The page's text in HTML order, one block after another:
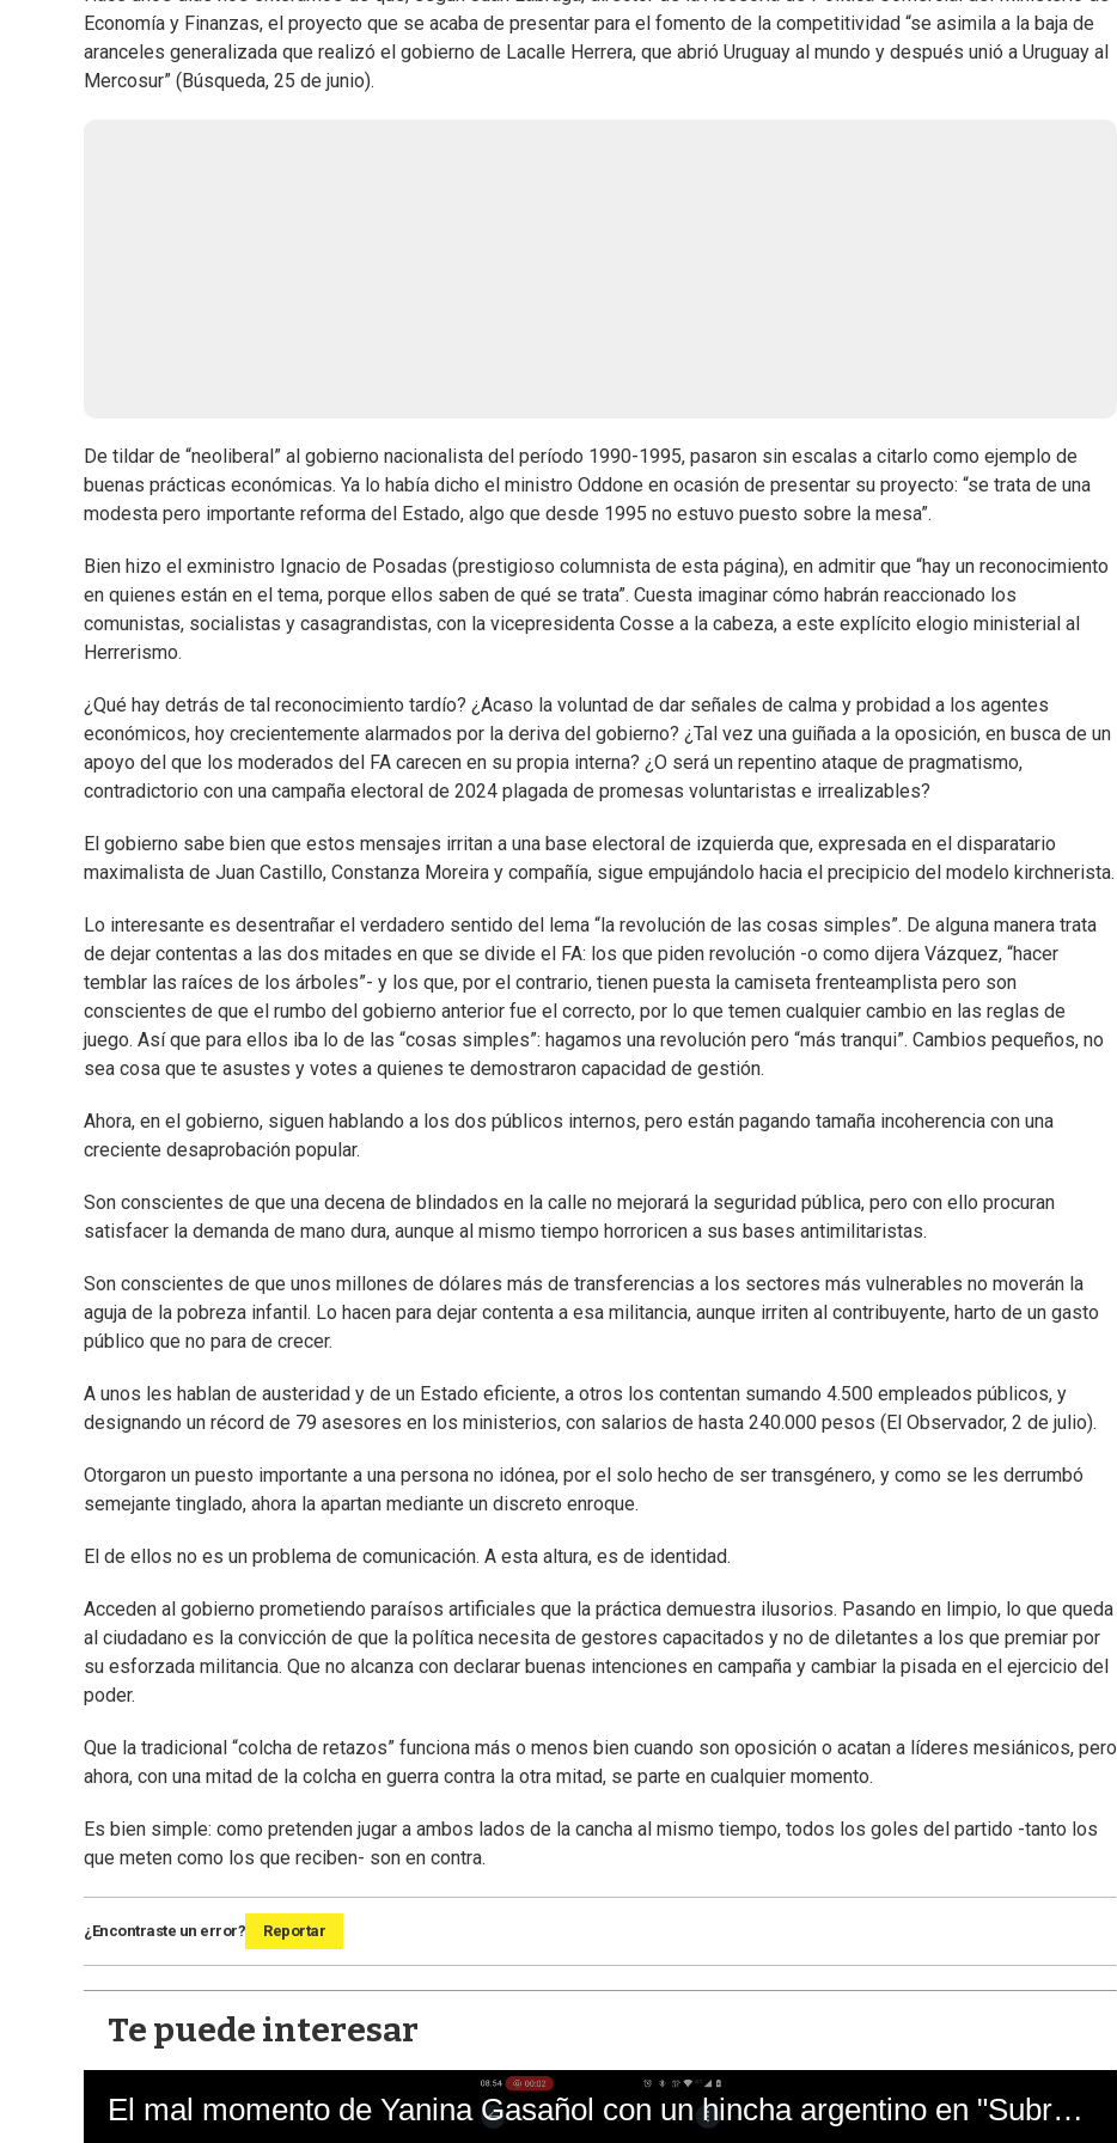
Economía y Finanzas, el proyecto que se acaba de presentar para el fomento de la competitividad “se asimila a la baja de
aranceles generalizada que realizó el gobierno de Lacalle Herrera, que abrió Uruguay al mundo y después unió a Uruguay al
Mercosur” (Búsqueda, 25 de junio).
De tildar de “neoliberal” al gobierno nacionalista del período 1990-1995, pasaron sin escalas a citarlo como ejemplo de
buenas prácticas económicas. Ya lo había dicho el ministro Oddone en ocasión de presentar su proyecto: “se trata de una
modesta pero importante reforma del Estado, algo que desde 1995 no estuvo puesto sobre la mesa”.
Bien hizo el exministro Ignacio de Posadas (prestigioso columnista de esta página), en admitir que “hay un reconocimiento
en quienes están en el tema, porque ellos saben de qué se trata”. Cuesta imaginar cómo habrán reaccionado los
comunistas, socialistas y casagrandistas, con la vicepresidenta Cosse a la cabeza, a este explícito elogio ministerial al
Herrerismo.
¿Qué hay detrás de tal reconocimiento tardío? ¿Acaso la voluntad de dar señales de calma y probidad a los agentes
económicos, hoy crecientemente alarmados por la deriva del gobierno? ¿Tal vez una guiñada a la oposición, en busca de un
apoyo del que los moderados del FA carecen en su propia interna? ¿O será un repentino ataque de pragmatismo,
contradictorio con una campaña electoral de 2024 plagada de promesas voluntaristas e irrealizables?
El gobierno sabe bien que estos mensajes irritan a una base electoral de izquierda que, expresada en el disparatario
maximalista de Juan Castillo, Constanza Moreira y compañía, sigue empujándolo hacia el precipicio del modelo kirchnerista.
Lo interesante es desentrañar el verdadero sentido del lema “la revolución de las cosas simples”. De alguna manera trata
de dejar contentas a las dos mitades en que se divide el FA: los que piden revolución -o como dijera Vázquez, “hacer
temblar las raíces de los árboles”- y los que, por el contrario, tienen puesta la camiseta frenteamplista pero son
conscientes de que el rumbo del gobierno anterior fue el correcto, por lo que temen cualquier cambio en las reglas de
juego. Así que para ellos iba lo de las “cosas simples”: hagamos una revolución pero “más tranqui”. Cambios pequeños, no
sea cosa que te asustes y votes a quienes te demostraron capacidad de gestión.
Ahora, en el gobierno, siguen hablando a los dos públicos internos, pero están pagando tamaña incoherencia con una
creciente desaprobación popular.
Son conscientes de que una decena de blindados en la calle no mejorará la seguridad pública, pero con ello procuran
satisfacer la demanda de mano dura, aunque al mismo tiempo horroricen a sus bases antimilitaristas.
Son conscientes de que unos millones de dólares más de transferencias a los sectores más vulnerables no moverán la
aguja de la pobreza infantil. Lo hacen para dejar contenta a esa militancia, aunque irriten al contribuyente, harto de un gasto
público que no para de crecer.
A unos les hablan de austeridad y de un Estado eficiente, a otros los contentan sumando 4.500 empleados públicos, y
designando un récord de 79 asesores en los ministerios, con salarios de hasta 240.000 pesos (El Observador, 2 de julio).
Otorgaron un puesto importante a una persona no idónea, por el solo hecho de ser transgénero, y como se les derrumbó
semejante tinglado, ahora la apartan mediante un discreto enroque.
El de ellos no es un problema de comunicación. A esta altura, es de identidad.
Acceden al gobierno prometiendo paraísos artificiales que la práctica demuestra ilusorios. Pasando en limpio, lo que queda
al ciudadano es la convicción de que la política necesita de gestores capacitados y no de diletantes a los que premiar por
su esforzada militancia. Que no alcanza con declarar buenas intenciones en campaña y cambiar la pisada en el ejercicio del
poder.
Que la tradicional “colcha de retazos” funciona más o menos bien cuando son oposición o acatan a líderes mesiánicos, pero
ahora, con una mitad de la colcha en guerra contra la otra mitad, se parte en cualquier momento.
Es bien simple: como pretenden jugar a ambos lados de la cancha al mismo tiempo, todos los goles del partido -tanto los
que meten como los que reciben- son en contra.
¿Encontraste un error? Reportar
Te puede interesar
El mal momento de Yanina Gasañol con un hincha argentino en "Subrayado"